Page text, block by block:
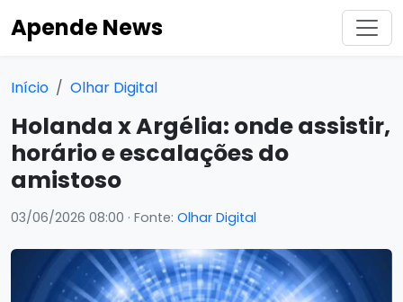
Apende News
Início Olhar Digital
Holanda x Argélia: onde assistir,
horário e escalações do
amistoso
03/06/2026 08:00 · Fonte: Olhar Digital